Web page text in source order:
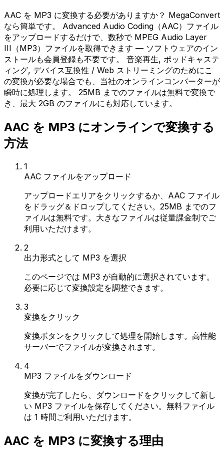
AAC を MP3 に変換する必要がありますか？ MegaConvert
なら簡単です。 Advanced Audio Coding（AAC）ファイル
をアップロードするだけで、数秒で MPEG Audio Layer
III（MP3）ファイルを取得できます — ソフトウェアのイン
ストールも会員登録も不要です。 音楽再生, ポッドキャステ
ィング, デバイス互換性 / Web ストリーミングのためにこ
の変換が必要な場合でも、当社のオンラインコンバーターが
瞬時に処理します。 25MB までのファイルは無料で変換で
き、最大 2GB のファイルにも対応しています。
AAC を MP3 にオンラインで変換する
方法
1
AAC ファイルをアップロード
アップロードエリアをクリックするか、AAC ファイル
をドラッグ＆ドロップしてください。25MB までのフ
ァイルは無料です。大きなファイルは従量課金制でご
利用いただけます。
2
出力形式として MP3 を選択
このページでは MP3 が自動的に選択されています。
必要に応じて変換設定を調整できます。
3
変換をクリック
変換ボタンをクリックして処理を開始します。高性能
サーバーでファイルが変換されます。
4
MP3 ファイルをダウンロード
変換が完了したら、ダウンロードをクリックして新し
い MP3 ファイルを保存してください。無料ファイル
は 1 時間ご利用いただけます。
AAC を MP3 に変換する理由